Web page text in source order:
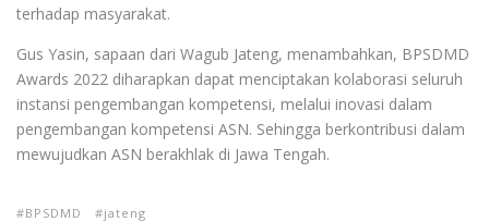
terhadap masyarakat.
Gus Yasin, sapaan dari Wagub Jateng, menambahkan, BPSDMD
Awards 2022 diharapkan dapat menciptakan kolaborasi seluruh
instansi pengembangan kompetensi, melalui inovasi dalam
pengembangan kompetensi ASN. Sehingga berkontribusi dalam
mewujudkan ASN berakhlak di Jawa Tengah.
BPSDMD jateng